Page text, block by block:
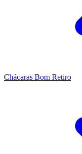
Chácaras Bom Retiro